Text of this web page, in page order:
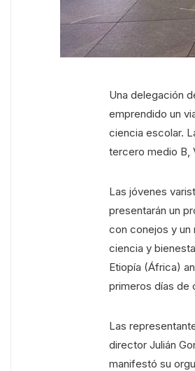
Una delegación
emprendido un
ciencia escolar.
tercero medio B,
Las jóvenes
presentarán un
con conejos y un
ciencia y
Etiopía (África)
primeros días de
Las
director Julián
manifestó su